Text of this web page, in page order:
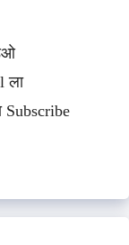
ला
Subscribe